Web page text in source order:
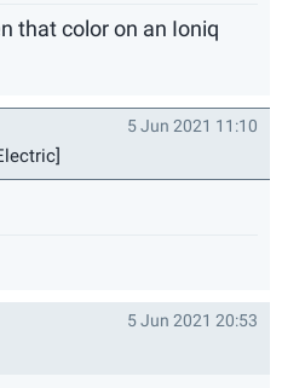
that color on an Ioniq
5 Jun 2021 11:10
5 Jun 2021 20:53